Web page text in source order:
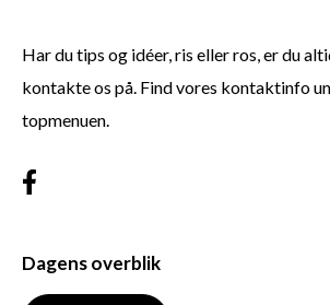
Har du tips og idéer, ris eller ros, er du
kontakte os på. Find vores kontaktinfo
topmenuen.
Dagens overblik